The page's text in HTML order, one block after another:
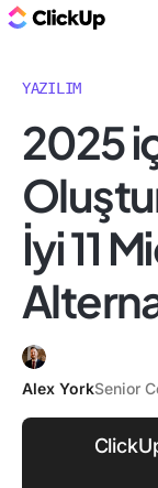
YAZILIM
2025
İyi 11
Alex YorkSenior